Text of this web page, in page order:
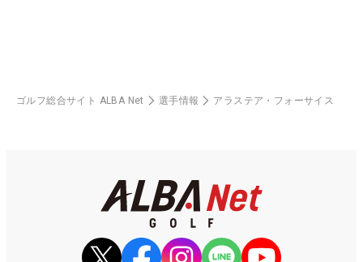
ゴルフ総合サイト ALBA Net 選手情報 アラステア・フォーサイス